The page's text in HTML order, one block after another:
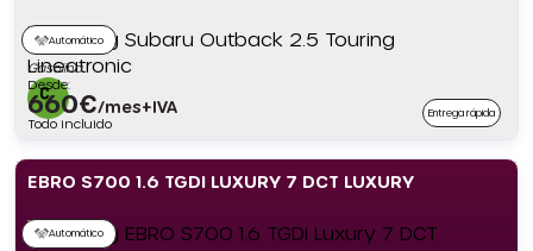
Automático
Gasolina
Desde:
660€/mes+IVA
Todo incluido
Entrega rápida
EBRO S700 1.6 TGDI LUXURY 7 DCT LUXURY
Automático